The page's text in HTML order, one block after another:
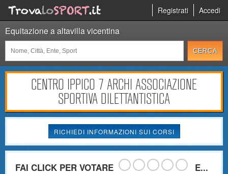
Registrati Accedi
Equitazione a altavilla vicentina
CENTRO IPPICO 7 ARCHI ASSOCIAZIONE
SPORTIVA DILETTANTISTICA
RICHIEDI INFORMAZIONI SUI CORSI
FAI CLICK PER VOTARE E...